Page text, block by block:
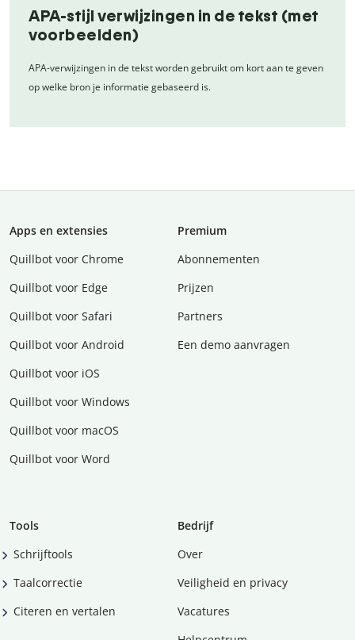
APA-stijl verwijzingen in de tekst (met
voorbeelden)
APA-verwijzingen in de tekst worden gebruikt om kort aan te geven
op welke bron je informatie gebaseerd is.
Apps en extensies
Quillbot voor Chrome
Quillbot voor Edge
Quillbot voor Safari
Quillbot voor Android
Quillbot voor iOS
Quillbot voor Windows
Quillbot voor macOS
Quillbot voor Word
Premium
Abonnementen
Prijzen
Partners
Een demo aanvragen
Tools
Schrijftools
Taalcorrectie
Citeren en vertalen
Bedrijf
Over
Veiligheid en privacy
Vacatures